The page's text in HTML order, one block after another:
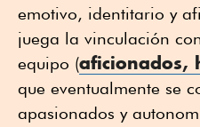
emotivo, identitario y
juega la vinculación
equipo (aficionados,
que eventualmente se
apasionados y